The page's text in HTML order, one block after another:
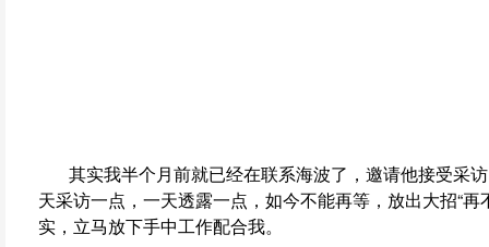
其实我半个月前就已经在联系海波了，邀请他接受采
天采访一点，一天透露一点，如今不能再等，放出大招“
实，立马放下手中工作配合我。